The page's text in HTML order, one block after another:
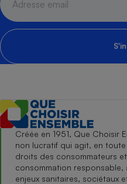
Créée en 1951, Que Choisir
non lucratif qui agit, en
droits des consommateurs
consommation
enjeux sanitaires, sociétaux